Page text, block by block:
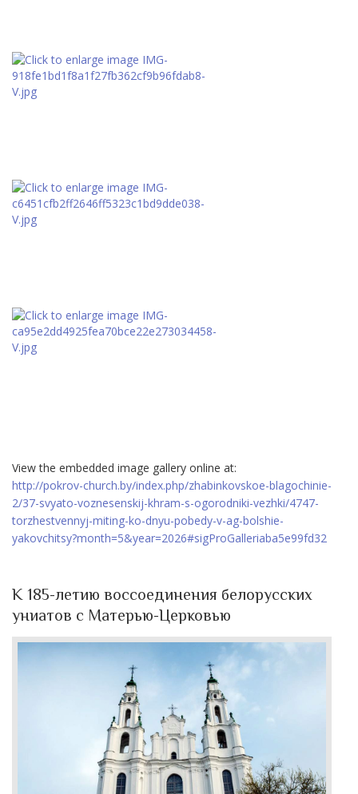
View the embedded image gallery online at:
http://pokrov-church.by/index.php/zhabinkovskoe-blagochinie-
2/37-svyato-voznesenskij-khram-s-ogorodniki-vezhki/4747-
torzhestvennyj-miting-ko-dnyu-pobedy-v-ag-bolshie-
yakovchitsy?month=5&year=2026#sigProGalleriaba5e99fd32
К 185-летию воссоединения белорусских
униатов с Матерью-Церковью